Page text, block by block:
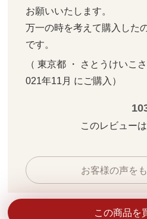
お願いいたします。
万一の時を考えて購入した
です。
（ 東京都 ・ さとうけいこ
021年11月 にご購入）
このレビュー
お客様の声を
この商品を